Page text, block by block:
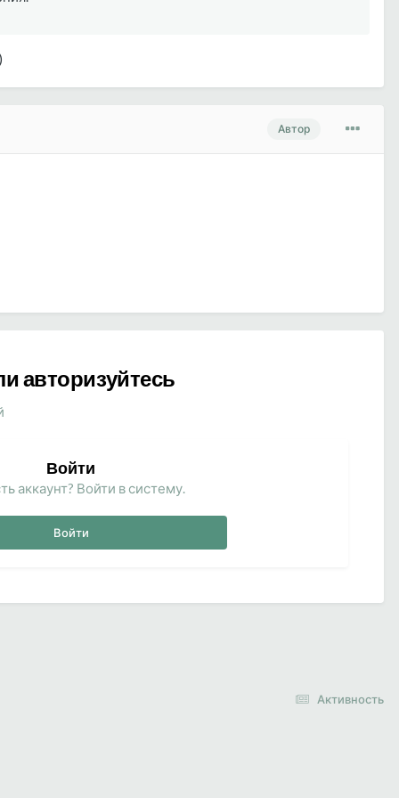
Автор
авторизуйтесь
Войти
аккаунт? Войти в систему.
Войти
Активность